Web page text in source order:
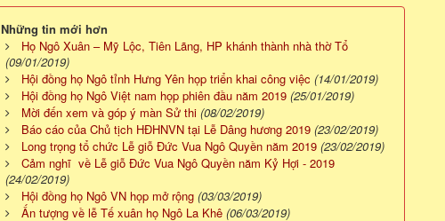
Những tin mới hơn
Họ Ngô Xuân – Mỹ Lộc, Tiên Lãng, HP khánh thành nhà thờ Tổ
(09/01/2019)
Hội đồng họ Ngô tỉnh Hưng Yên họp triển khai công việc (14/01/2019)
Hội đồng họ Ngô Việt nam họp phiên đầu năm 2019 (25/01/2019)
Mời đến xem và góp ý màn Sử thi (08/02/2019)
Báo cáo của Chủ tịch HĐHNVN tại Lễ Dâng hương 2019 (23/02/2019)
Long trọng tổ chức Lễ giỗ Đức Vua Ngô Quyền năm 2019 (23/02/2019)
Cảm nghĩ về Lễ giỗ Đức Vua Ngô Quyền năm Kỷ Hợi - 2019
(24/02/2019)
Hội đồng họ Ngô VN họp mở rộng (03/03/2019)
Ấn tượng về lễ Tế xuân họ Ngô La Khê (06/03/2019)